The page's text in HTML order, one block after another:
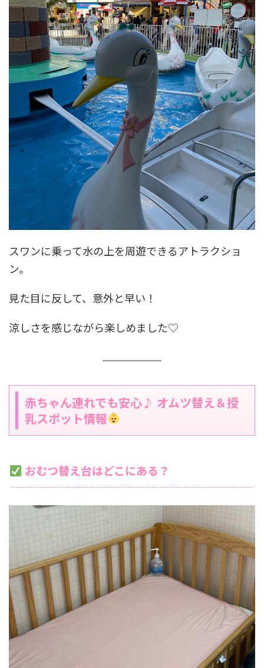
スワンに乗って水の上を周遊できるアトラクショ
ン。
見た目に反して、意外と早い！
涼しさを感じながら楽しめました♡
赤ちゃん連れでも安心♪ オムツ替え＆授
乳スポット情報
おむつ替え台はどこにある？